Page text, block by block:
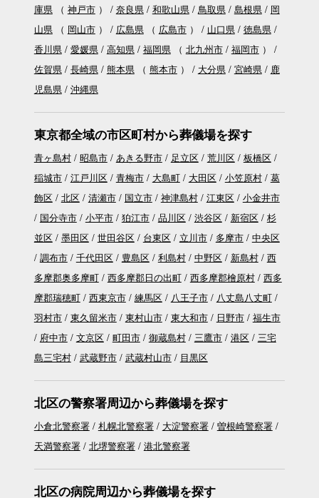
庫県（ 神戸市） 奈良県 和歌山県 鳥取県 島根県
岡
山県（ 岡山市） 広島県（ 広島市） 山口県
徳島県
香川県
愛媛県 高知県 福岡県（ 北九州市 福岡市）
佐賀県
長崎県 熊本県（ 熊本市） 大分県 宮崎県
鹿
児島県
沖縄県
東京都全域の市区町村から葬儀場を探す
青ヶ島村 昭島市 あきる野市 足立区 荒川区
板橋区
稲城市
江戸川区 青梅市 大島町 大田区 小笠原村
葛
飾区
北区 清瀬市 国立市 神津島村 江東区
小金井市
国分寺市
小平市 狛江市 品川区 渋谷区 新宿区
杉
並区
墨田区 世田谷区 台東区 立川市 多摩市
中央区
調布市
千代田区 豊島区 利島村 中野区 新島村
西
多摩郡奥多摩町
西多摩郡日の出町 西多摩郡檜原村
西多
摩郡瑞穂町
西東京市 練馬区 八王子市
八丈島八丈町
羽村市
東久留米市 東村山市 東大和市 日野市
福生市
府中市
文京区 町田市 御蔵島村 三鷹市 港区
三宅
島三宅村
武蔵野市 武蔵村山市 目黒区
北区の警察署周辺から葬儀場を探す
小倉北警察署 札幌北警察署 大淀警察署
曽根崎警察署
天満警察署
北堺警察署 港北警察署
北区の病院周辺から葬儀場を探す